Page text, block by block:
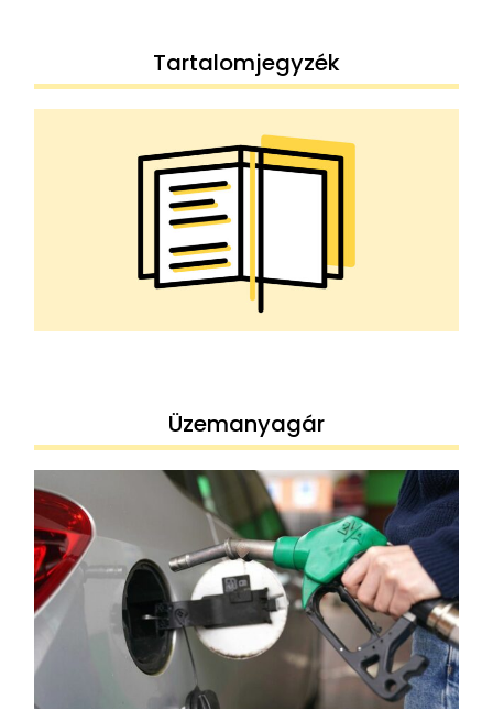
Tartalomjegyzék
Üzemanyagár